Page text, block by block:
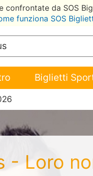
da SOS
funziona SOS
Biglietti
- Loro